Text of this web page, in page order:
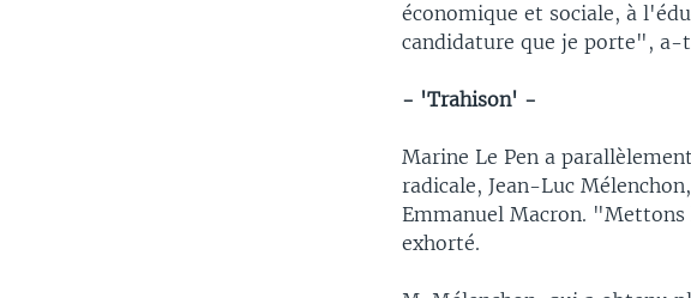
économique et sociale, à
candidature que je porte",
- 'Trahison' -
Marine Le Pen a
radicale, Jean-Luc
Emmanuel Macron.
exhorté.